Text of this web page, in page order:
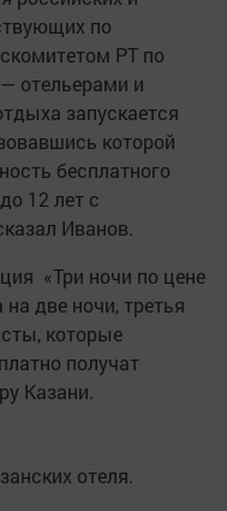
по
РТ по
отельерами и
запускается
которой
бесплатного
12 лет с
Иванов.
«Три ночи по цене
две ночи, третья
которые
получат
Казани.
отеля.